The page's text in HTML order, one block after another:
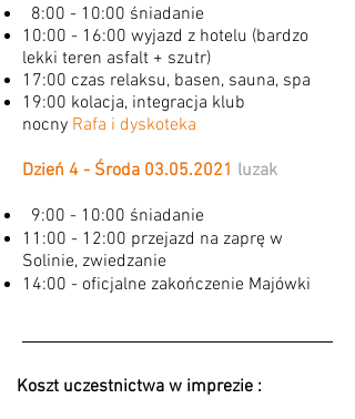
8:00 - 10:00 śniadanie
10:00 - 16:00 wyjazd z hotelu (bardzo
lekki teren asfalt + szutr)
17:00 czas relaksu, basen, sauna, spa
19:00 kolacja, integracja klub
nocny Rafa i dyskoteka
Dzień 4 - Środa 03.05.2021 luzak
9:00 - 10:00 śniadanie
11:00 - 12:00 przejazd na zaprę w
Solinie, zwiedzanie
14:00 - oficjalne zakończenie Majówki
Koszt uczestnictwa w imprezie :